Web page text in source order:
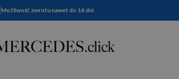
Możliwość zwrotu nawet do 14 dni